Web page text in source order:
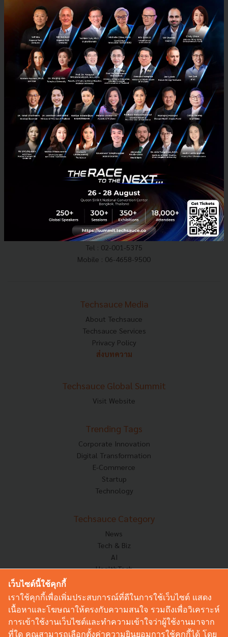
ไขทุกข้อสงสัย ตอบคำถามที่พบบ่อยเกี่ยวกับ Techsauce
Virtual Summit 2020
ไขทุกข้อสงสัย ตอบคำถามที่พบบ่อยเกี่ยวกับ Techsauce Virtual Summit
2020...
พฤษภาคม 29, 2020| ByTechsauce Team
Tech & Biz TSVS2020 TechsauceVirtualSummit2020
E-mail :contact@techsauce.co
Tel : 02-001-5375
Mobile : 06-4658-9500
Techsauce Media
About Techsauce
Techsauce Services
Privacy Policy
ส่งบทความ
Techsauce Global Summit
Visit Website
Trending Tags
Corporate Innovation
Digital Transformation
E-Commerce
Startup
Technology
Techsauce Category
News
Tech & Biz
AI
HealthTech
Corp Innov
Saucy Thoughts
Based On
Sustainable
เว็บไซต์นี้ใช้คุกกี้
เราใช้คุกกี้เพื่อเพิ่มประสบการณ์ที่ดีในการใช้เว็บไซต์ แสดง
เนื้อหาและโฆษณาให้ตรงกับความสนใจ รวมถึงเพื่อวิเคราะห์
การเข้าใช้งานเว็บไซต์และทำความเข้าใจว่าผู้ใช้งานมาจาก
ที่ใด คุณสามารถเลือกตั้งค่าความยินยอมการใช้คุกกี้ได้ โดย